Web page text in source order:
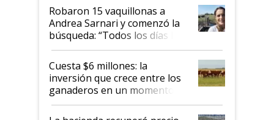
Robaron 15 vaquillonas a
Andrea Sarnari y comenzó la
búsqueda: “Todos los días le
toca a algún productor”
Cuesta $6 millones: la
inversión que crece entre los
ganaderos en un momento
histórico para la actividad